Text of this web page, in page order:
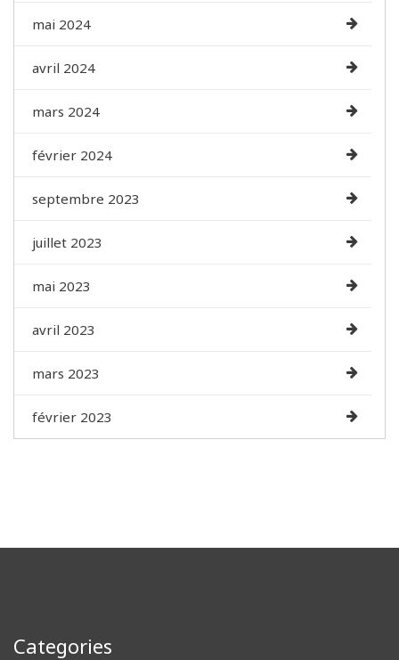
mai 2024
avril 2024
mars 2024
février 2024
septembre 2023
juillet 2023
mai 2023
avril 2023
mars 2023
février 2023
Categories